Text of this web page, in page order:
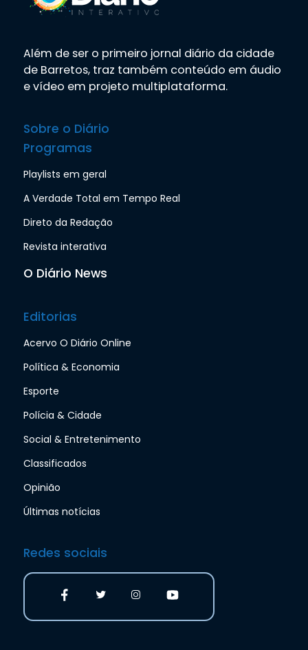
Além de ser o primeiro jornal diário da cidade
de Barretos, traz também conteúdo em áudio
e vídeo em projeto multiplataforma.
Sobre o Diário
Programas
Playlists em geral
A Verdade Total em Tempo Real
Direto da Redação
Revista interativa
O Diário News
Editorias
Acervo O Diário Online
Política & Economia
Esporte
Polícia & Cidade
Social & Entretenimento
Classificados
Opinião
Últimas notícias
Redes sociais